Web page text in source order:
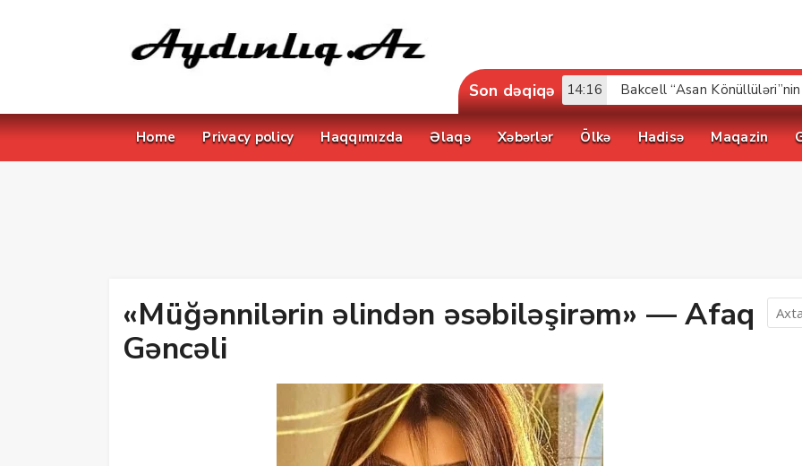
Son dəqiqə 17:52
Home Privacy policy Haqqımızda Əlaqə Xəbərlər Ölkə Hadisə Maqazin
«Müğənnilərin əlindən əsəbiləşirəm» — Afaq
Gəncəli